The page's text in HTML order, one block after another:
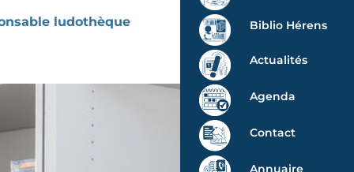
Biblio Hérens
Actualités
Agenda
Contact
ludothèque